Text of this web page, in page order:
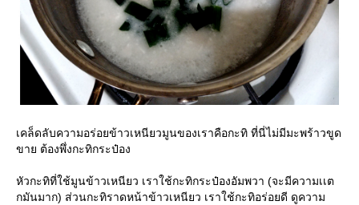
เคล็ดลับความอร่อยข้าวเหนียวมูนของเราคือกะทิ ที่นี่ไม่มีมะพร้าวขูด
ขาย ต้องพึ่งกะทิกระป๋อง
หัวกะทิที่ใช้มูนข้าวเหนียว เราใช้กะทิกระป๋องอัมพวา (จะมีความเเต
กมันมาก) ส่วนกะทิราดหน้าข้าวเหนียว เราใช้กะทิอร่อยดี ดูความ